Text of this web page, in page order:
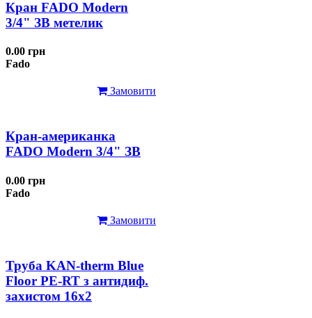
Кран FADO Modern
3/4" ЗВ метелик
0.00 грн
Fado
Замовити
Кран-американка
FADO Modern 3/4" ЗВ
0.00 грн
Fado
Замовити
Труба KAN-therm Blue
Floor PE-RT з антидиф.
захистом 16х2